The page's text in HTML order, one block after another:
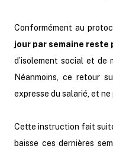
Conformément au
jour par semaine reste
d’isolement social et de
Néanmoins, ce retour
expresse du salarié, et
Cette instruction fait
baisse ces dernières